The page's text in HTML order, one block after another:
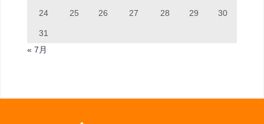
24 25 26 27 28 29 30
31
« 7月